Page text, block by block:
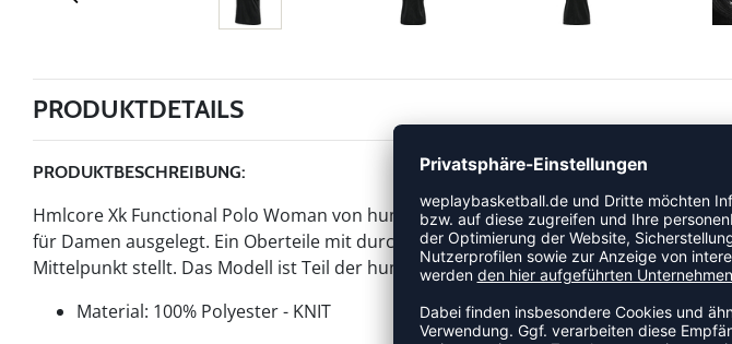
PRODUKTDETAILS
PRODUKTBESCHREIBUNG:
Hmlcore Xk Functional Polo Woman von hummel ist ein Artikel der Kategorie
für Damen ausgelegt. Ein Oberteile mit durchdachtem Schnitt, das
Mittelpunkt stellt. Das Modell ist Teil der hummel Core-Kollektion.
Material: 100% Polyester - KNIT